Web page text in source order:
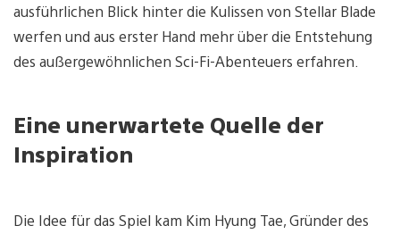
ausführlichen Blick hinter die Kulissen von Stellar Blade
werfen und aus erster Hand mehr über die Entstehung
des außergewöhnlichen Sci-Fi-Abenteuers erfahren.
Eine unerwartete Quelle der
Inspiration
Die Idee für das Spiel kam Kim Hyung Tae, Gründer des